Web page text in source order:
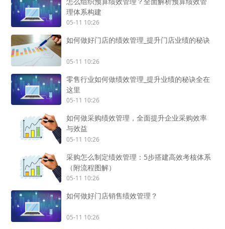
理体系构建
05-11 10:26
如何做好门店的绩效管理_提升门店业绩的秘诀
05-11 10:26
零售行业如何做绩效管理_提升业绩的秘诀全在
这里
05-11 10:26
如何做采购绩效管理，全面提升企业采购效率
与效益
05-11 10:26
采购怎么制定绩效管理：5步搭建高效考核体系
（附流程图解）
05-11 10:26
如何做好门店销售绩效管理？
05-11 10:26